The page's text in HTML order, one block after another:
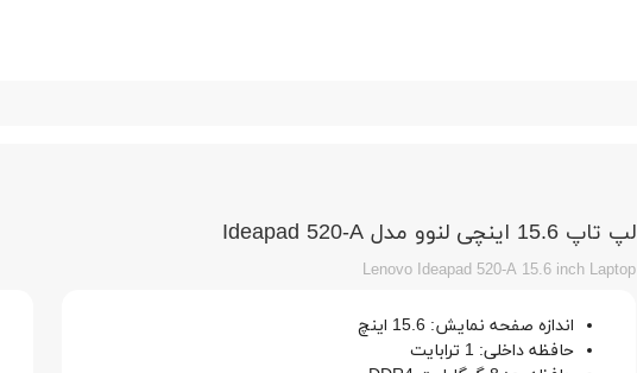
لپ تاپ 15.6 اینچی لنوو مدل Ideapad 520-A
Lenovo Ideapad 520-A 15.6 inch Laptop
اندازه صفحه نمایش: 15.6 اینچ
حافظه داخلی: 1 ترابایت